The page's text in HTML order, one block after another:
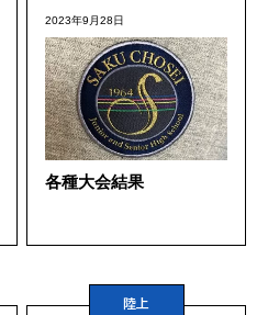
2023年9月28日
各種大会結果
陸上